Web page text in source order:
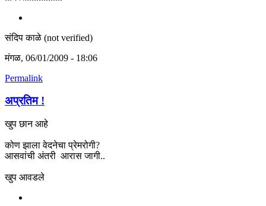
संदिप काळे (not verified)
मंगळ, 06/01/2009 - 18:06
Permalink
अप्रतिम !
खुप छान आहे
कोण झाला वेदनेचा प्रेमरोगी?
आसवांची अंतरी आरास जागी..
खुप आवडले